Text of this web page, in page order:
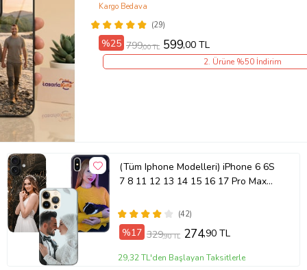
(29)
Kargo Bedava
%25 799,00 TL 599,00 TL
2. Ürüne %50 İndirim
(Tüm Iphone Modelleri) iPhone 6 6S
7 8 11 12 13 14 15 16 17 Pro Max
Fotoğraflı Kılıf(42)
%17 329,90 TL 274,90 TL
29,32 TL'den Başlayan Taksitlerle